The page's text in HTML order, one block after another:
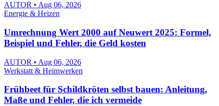
AUTOR • Aug 06, 2026
Energie & Heizen
Umrechnung Wert 2000 auf Neuwert 2025: Formel,
Beispiel und Fehler, die Geld kosten
AUTOR • Aug 06, 2026
Werkstatt & Heimwerken
Frühbeet für Schildkröten selbst bauen: Anleitung,
Maße und Fehler, die ich vermeide